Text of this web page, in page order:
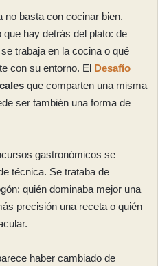
no basta con cocinar bien.
hay detrás del plato: de
trabaja en la cocina o qué
con su entorno. El Desafío
que comparten una misma
ser también una forma de
gastronómicos se
técnica. Se trataba de
quién dominaba mejor una
precisión una receta o quién
haber cambiado de